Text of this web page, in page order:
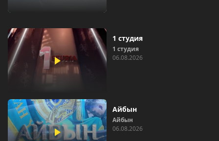
1 студия
1 студия
06.08.2026
Айбын
Айбын
06.08.2026